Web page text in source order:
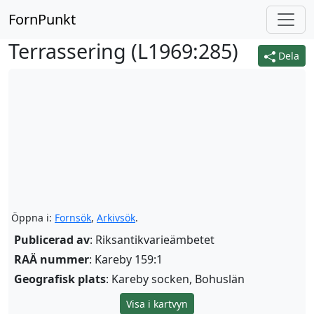
FornPunkt
Dela
Terrassering (L1969:285)
Öppna i: Fornsök, Arkivsök.
Publicerad av: Riksantikvarieämbetet
RAÄ nummer: Kareby 159:1
Geografisk plats: Kareby socken, Bohuslän
Visa i kartvyn